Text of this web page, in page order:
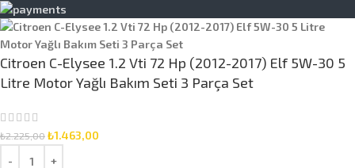
Citroen C-Elysee 1.2 Vti 72 Hp (2012-2017) Elf 5W-30 5
Litre Motor Yağlı Bakım Seti 3 Parça Set
₺2.225,00₺1.463,00